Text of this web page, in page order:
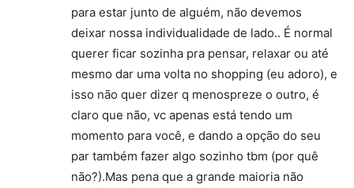
para estar junto de alguém, não devemos
deixar nossa individualidade de lado.. É normal
querer ficar sozinha pra pensar, relaxar ou até
mesmo dar uma volta no shopping (eu adoro), e
isso não quer dizer q menospreze o outro, é
claro que não, vc apenas está tendo um
momento para você, e dando a opção do seu
par também fazer algo sozinho tbm (por quê
não?).Mas pena que a grande maioria não